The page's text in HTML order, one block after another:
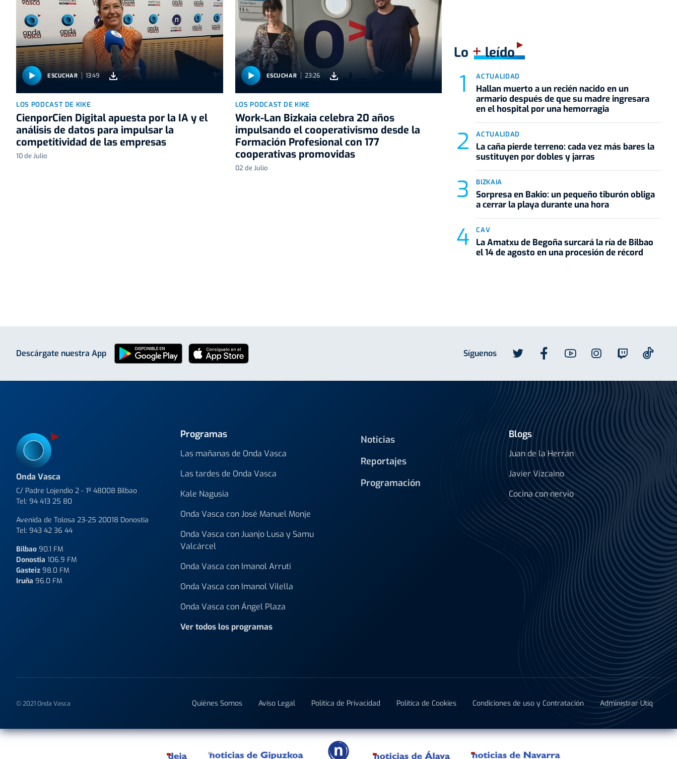
ESCUCHAR 13:49
LOS PODCAST DE KIKE
CienporCien Digital apuesta por la IA y el
análisis de datos para impulsar la
competitividad de las empresas
10 de Julio
ESCUCHAR 23:26
LOS PODCAST DE KIKE
Work-Lan Bizkaia celebra 20 años
impulsando el cooperativismo desde la
Formación Profesional con 177
cooperativas promovidas
02 de Julio
Lo +leído
ACTUALIDAD
Hallan muerto a un recién nacido en un
armario después de que su madre ingresara
en el hospital por una hemorragia
ACTUALIDAD
La caña pierde terreno: cada vez más bares la
sustituyen por dobles y jarras
BIZKAIA
Sorpresa en Bakio: un pequeño tiburón obliga
a cerrar la playa durante una hora
CAV
La Amatxu de Begoña surcará la ría de Bilbao
el 14 de agosto en una procesión de récord
Síguenos
Descárgate nuestra App
Programas
Las mañanas de Onda Vasca
Las tardes de Onda Vasca
Kale Nagusia
Onda Vasca con José Manuel Monje
Onda Vasca con Juanjo Lusa y Samu
Valcárcel
Onda Vasca con Imanol Arruti
Onda Vasca con Imanol Vilella
Onda Vasca con Ángel Plaza
Ver todos los programas
Noticias
Reportajes
Programación
Blogs
Juan de la Herrán
Javier Vizcaino
Cocina con nervio
Onda Vasca
C/ Padre Lojendio 2 - 1º 48008 Bilbao
Tel: 94 413 25 80
Avenida de Tolosa 23-25 20018 Donostia
Tel: 943 42 36 44
Bilbao 90.1 FM
Donostia 106.9 FM
Gasteiz 98.0 FM
Iruña 96.0 FM
Quiénes Somos Aviso Legal Política de Privacidad Política de Cookies Condiciones de uso y Contratación Administrar Utiq
© 2021 Onda Vasca